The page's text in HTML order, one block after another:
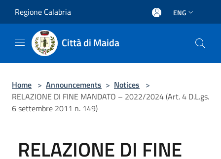
Regione Calabria ENG
Città di Maida
Home > Announcements > Notices >
RELAZIONE DI FINE MANDATO – 2022/2024 (Art. 4 D.L.gs.
6 settembre 2011 n. 149)
RELAZIONE DI FINE